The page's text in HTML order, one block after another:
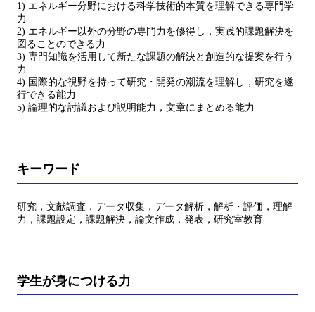
1) エネルギー分野における科学技術的本質を理解できる専門学
力
2) エネルギー以外の分野の専門力を修得し，実践的課題解決を
図ることのできる力
3) 専門知識を活用して新たな課題の解決と創造的な提案を行う
力
4) 国際的な視野を持って研究・開発の潮流を理解し，研究を遂
行できる能力
5) 論理的な討議および説明能力，文章にまとめる能力
キーワード
研究，文献調査，データ収集，データ解析，解析・評価，理解
力，課題設定，課題解決，論文作成，発表，研究室教育
学生が身につける力